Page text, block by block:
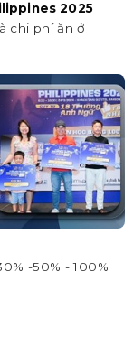
2025
chi phí ăn ở
-50% - 100%